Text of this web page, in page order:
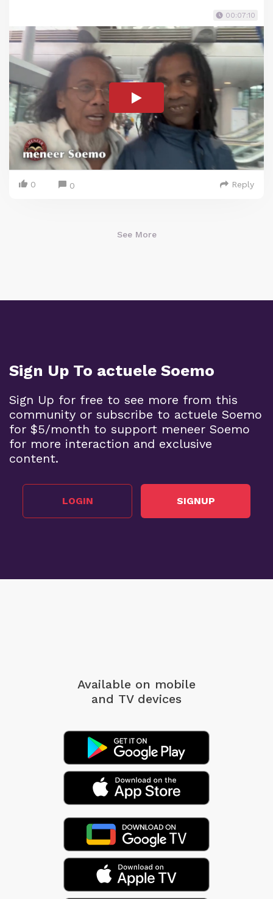
00:07:10
0 0 Reply
See More
Sign Up To actuele Soemo
Sign Up for free to see more from this
community or subscribe to actuele Soemo
for $5/month to support meneer Soemo
for more interaction and exclusive
content.
LOGIN SIGNUP
Available on mobile
and TV devices